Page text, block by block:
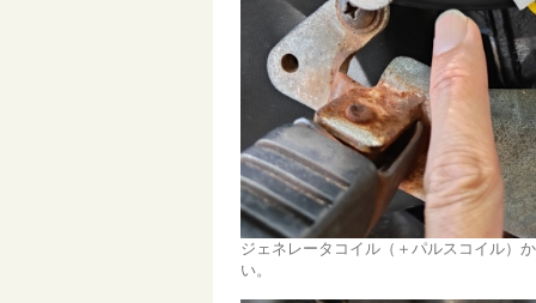
ジェネレータコイル（＋パルスコイル）
い。